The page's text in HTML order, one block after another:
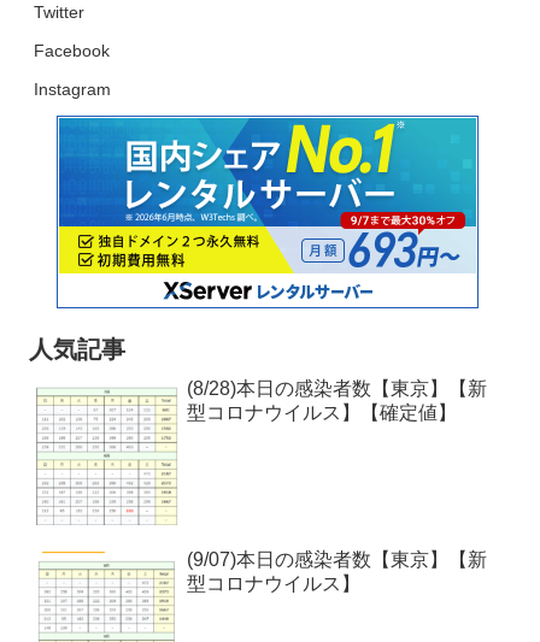
Twitter
Facebook
Instagram
人気記事
(8/28)本日の感染者数【東京】【新
型コロナウイルス】【確定値】
(9/07)本日の感染者数【東京】【新
型コロナウイルス】